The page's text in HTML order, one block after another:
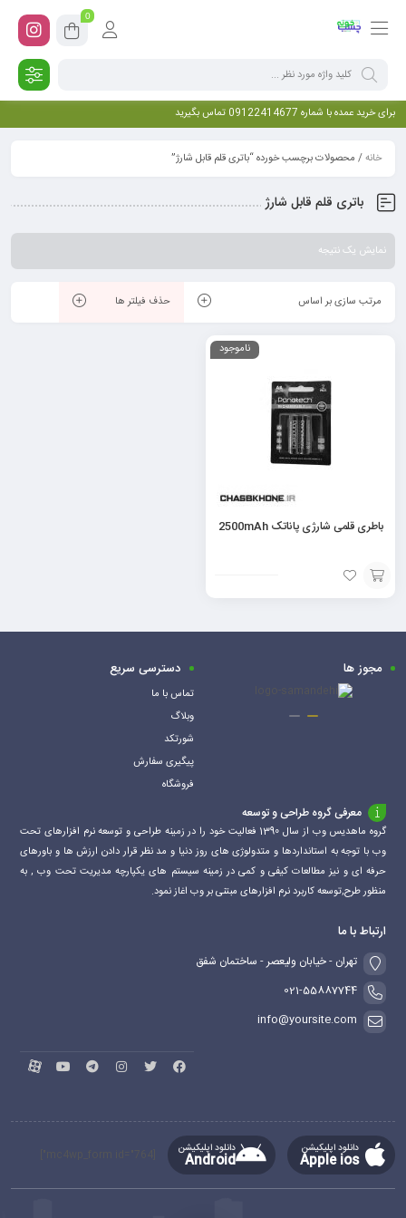
0
برای خرید عمده با شماره 09122414677 تماس بگیرید
خانه/ محصولات برچسب خورده “باتری قلم قابل شارژ”
باتری قلم قابل شارژ
نمایش یک نتیجه
مرتب سازی بر اساس حذف فیلتر ها
ناموجود
باطری قلمی شارژی پاناتک 2500mAh
افزودن
به
مجوز ها دسترسی سریع
تماس با ما
وبلاگ
شورتکد
پیگیری سفارش
فروشگاه
معرفی گروه طراحی و توسعه
گروه ماهدیس وب از سال 1390 فعالیت خود را در زمینه طراحی و توسعه نرم افزارهای تحت
وب با توجه به استانداردها و متدولوژی های روز دنیا و مد نظر قرار دادن ارزش ها و باورهای
حرفه ای و نیز مطالعات کیفی و کمی در زمینه سیستم های یکپارچه مدیریت تحت وب , به
منظور طرح,توسعه کاربرد نرم افزارهای مبتنی بر وب اغاز نمود.
ارتباط با ما
تهران - خیابان ولیعصر - ساختمان شفق
021-55887744
info@yoursite.com
دانلود اپلیکیشن
Apple ios
دانلود اپلیکیشن
Android